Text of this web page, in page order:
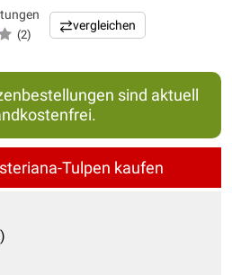
(2)
vergleichen
sind aktuell
Tulpen kaufen